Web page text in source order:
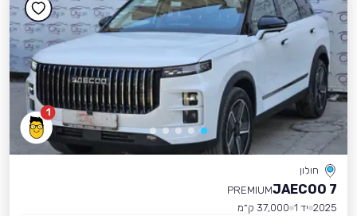
1
חולון
JAECOO 7
PREMIUM
2025 יד 1
37,000 ק״מ